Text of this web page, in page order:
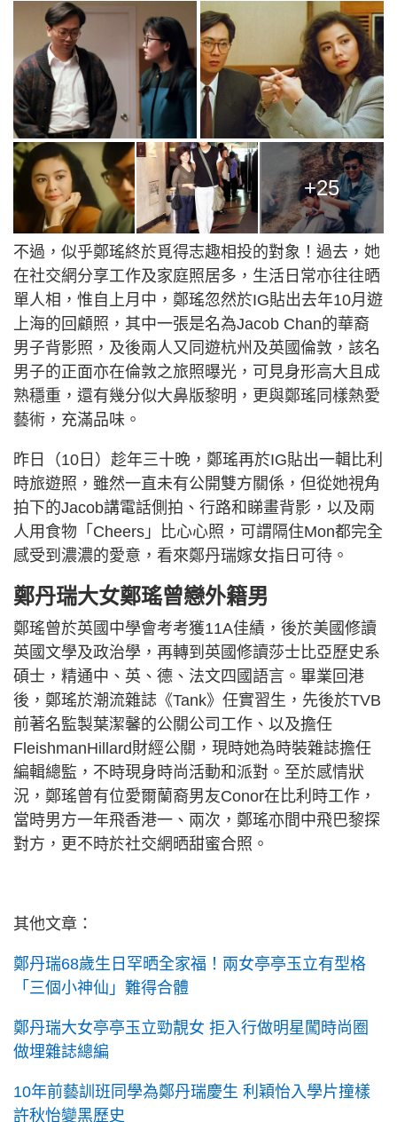
+25
不過，似乎鄭瑤終於覓得志趣相投的對象！過去，她
在社交網分享工作及家庭照居多，生活日常亦往往晒
單人相，惟自上月中，鄭瑤忽然於IG貼出去年10月遊
上海的回顧照，其中一張是名為Jacob Chan的華裔
男子背影照，及後兩人又同遊杭州及英國倫敦，該名
男子的正面亦在倫敦之旅照曝光，可見身形高大且成
熟穩重，還有幾分似大鼻版黎明，更與鄭瑤同樣熱愛
藝術，充滿品味。
昨日（10日）趁年三十晚，鄭瑤再於IG貼出一輯比利
時旅遊照，雖然一直未有公開雙方關係，但從她視角
拍下的Jacob講電話側拍、行路和睇畫背影，以及兩
人用食物「Cheers」比心心照，可謂隔住Mon都完全
感受到濃濃的愛意，看來鄭丹瑞嫁女指日可待。
鄭丹瑞大女鄭瑤曾戀外籍男
鄭瑤曾於英國中學會考考獲11A佳績，後於美國修讀
英國文學及政治學，再轉到英國修讀莎士比亞歷史系
碩士，精通中、英、德、法文四國語言。畢業回港
後，鄭瑤於潮流雜誌《Tank》任實習生，先後於TVB
前著名監製葉潔馨的公關公司工作、以及擔任
FleishmanHillard財經公關，現時她為時裝雜誌擔任
編輯總監，不時現身時尚活動和派對。至於感情狀
況，鄭瑤曾有位愛爾蘭裔男友Conor在比利時工作，
當時男方一年飛香港一、兩次，鄭瑤亦間中飛巴黎探
對方，更不時於社交網晒甜蜜合照。
其他文章：
鄭丹瑞68歲生日罕晒全家福！兩女亭亭玉立有型格
「三個小神仙」難得合體
鄭丹瑞大女亭亭玉立勁靚女 拒入行做明星闖時尚圈
做埋雜誌總編
10年前藝訓班同學為鄭丹瑞慶生 利穎怡入學片撞樣
許秋怡變黑歷史